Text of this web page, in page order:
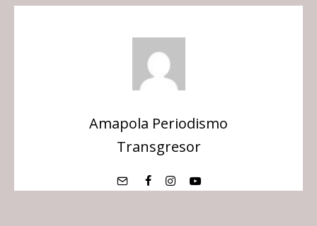
Amapola Periodismo
Transgresor